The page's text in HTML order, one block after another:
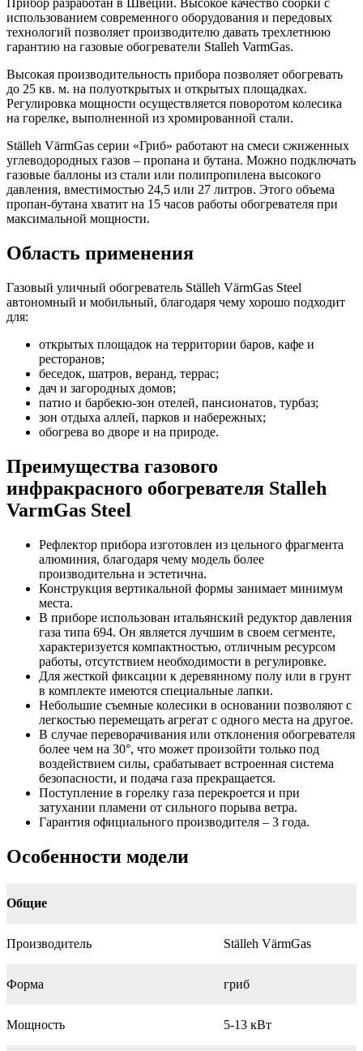
Прибор разработан в Швеции. Высокое качество сборки с
использованием современного оборудования и передовых
технологий позволяет производителю давать трехлетнюю
гарантию на газовые обогреватели Stalleh VarmGas.
Высокая производительность прибора позволяет обогревать
до 25 кв. м. на полуоткрытых и открытых площадках.
Регулировка мощности осуществляется поворотом колесика
на горелке, выполненной из хромированной стали.
Ställeh VärmGas серии «Гриб» работают на смеси сжиженных
углеводородных газов – пропана и бутана. Можно подключать
газовые баллоны из стали или полипропилена высокого
давления, вместимостью 24,5 или 27 литров. Этого объема
пропан-бутана хватит на 15 часов работы обогревателя при
максимальной мощности.
Область применения
Газовый уличный обогреватель Ställeh VärmGas Steel
автономный и мобильный, благодаря чему хорошо подходит
для:
открытых площадок на территории баров, кафе и
ресторанов;
беседок, шатров, веранд, террас;
дач и загородных домов;
патио и барбекю-зон отелей, пансионатов, турбаз;
зон отдыха аллей, парков и набережных;
обогрева во дворе и на природе.
Преимущества газового
инфракрасного обогревателя Stalleh
VarmGas Steel
Рефлектор прибора изготовлен из цельного фрагмента
алюминия, благодаря чему модель более
производительна и эстетична.
Конструкция вертикальной формы занимает минимум
места.
В приборе использован итальянский редуктор давления
газа типа 694. Он является лучшим в своем сегменте,
характеризуется компактностью, отличным ресурсом
работы, отсутствием необходимости в регулировке.
Для жесткой фиксации к деревянному полу или в грунт
в комплекте имеются специальные лапки.
Небольшие съемные колесики в основании позволяют с
легкостью перемещать агрегат с одного места на другое.
В случае переворачивания или отклонения обогревателя
более чем на 30°, что может произойти только под
воздействием силы, срабатывает встроенная система
безопасности, и подача газа прекращается.
Поступление в горелку газа перекроется и при
затухании пламени от сильного порыва ветра.
Гарантия официального производителя – 3 года.
Особенности модели
Общие
Производитель Ställeh VärmGas
Форма гриб
Мощность 5-13 кВт